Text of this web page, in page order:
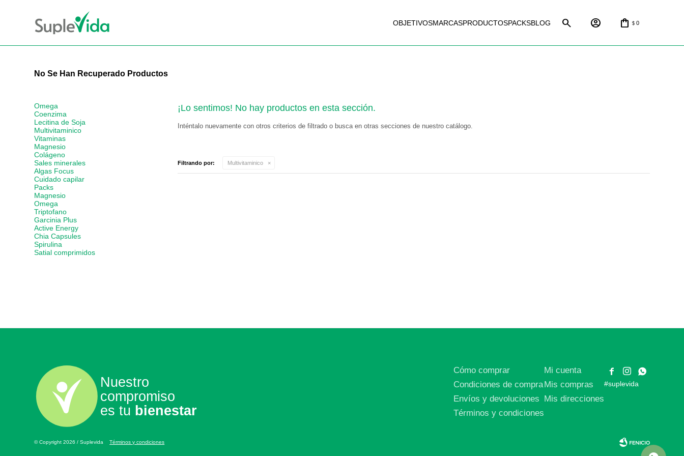
OBJETIVOSMARCASPRODUCTOSPACKSBLOG $ 0
No Se Han Recuperado Productos
¡Lo sentimos! No hay productos en esta sección.
Inténtalo nuevamente con otros criterios de filtrado o busca en otras secciones de nuestro catálogo.
Filtrando por: Multivitaminico
Omega
Coenzima
Lecitina de Soja
Multivitaminico
Vitaminas
Magnesio
Colágeno
Sales minerales
Algas Focus
Cuidado capilar
Packs
Magnesio
Omega
Triptofano
Garcinia Plus
Active Energy
Chia Capsules
Spirulina
Satial comprimidos
Nuestro
compromiso
es tu bienestar
Cómo comprar
Condiciones de compra
Envíos y devoluciones
Términos y condiciones
Mi cuenta
Mis compras
Mis direcciones
 

#suplevida
© Copyright 2026 / SuplevidaTérminos y condiciones